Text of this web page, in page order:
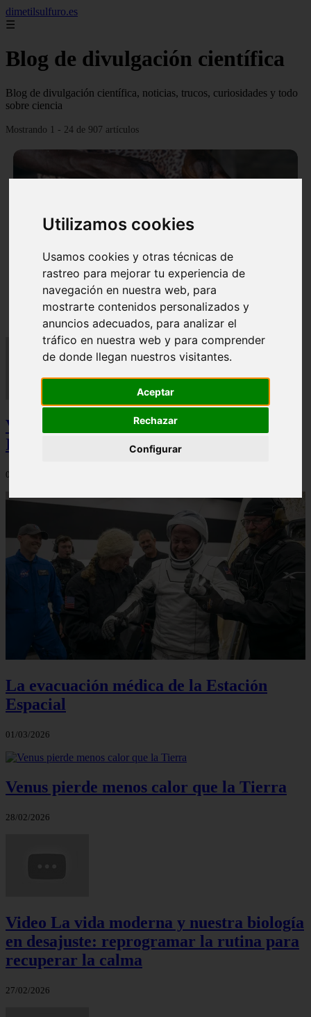
Utilizamos cookies
Usamos cookies y otras técnicas de
rastreo para mejorar tu experiencia de
navegación en nuestra web, para
mostrarte contenidos personalizados y
anuncios adecuados, para analizar el
tráfico en nuestra web y para comprender
de donde llegan nuestros visitantes.
Aceptar
Rechazar
Configurar
dimetilsulfuro.es
☰
Blog de divulgación científica
Blog de divulgación científica, noticias, trucos, curiosidades y todo
sobre ciencia
Mostrando 1 - 24 de 907 artículos
En África harán lo que parecía imposible: Utilizarán
moléculas de agua para cocinar sus alimentos
Video Advertencias desde la cúspide de la
IA: Hinton y el posible colapso social
06/03/2026
La evacuación médica de la Estación
Espacial
01/03/2026
Venus pierde menos calor que la Tierra
28/02/2026
Video La vida moderna y nuestra biología
en desajuste: reprogramar la rutina para
recuperar la calma
27/02/2026